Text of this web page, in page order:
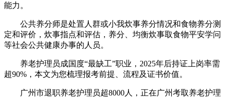
能力。
公共养分师是处置人群或小我炊事养分情况和食物养分测
定和评价，炊事指点和评估，养分、均衡炊事取食物平安学问
等社会公共健康办事的人员。
养老护理员成国度“最缺工”职业，2025年后持证上岗率需
超90%，本文为您梳理报考前提、流程及证书价值。
广州市退职养老护理员超8000人，正在广州考取养老护理